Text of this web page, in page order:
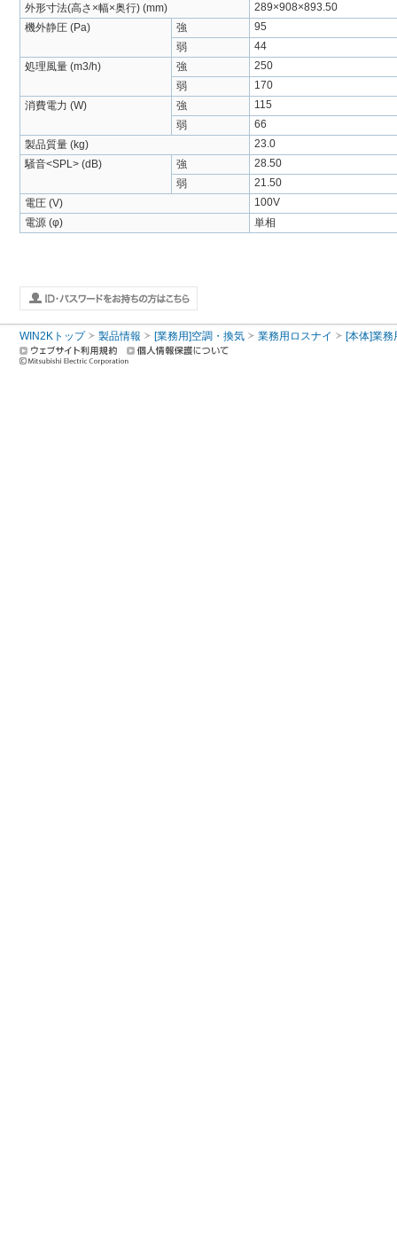
外形寸法(高さ×幅×奥行) (mm)
289×908×893.50
機外静圧 (Pa)
強
95
弱
44
処理風量 (m3/h)
強
250
弱
170
消費電力 (W)
強
115
弱
66
製品質量 (kg)
23.0
騒音<SPL> (dB)
強
28.50
弱
21.50
電圧 (V)
100V
電源 (φ)
単相
WIN2Kトップ 製品情報 [業務用]空調・換気 業務用ロスナイ [本体]業務